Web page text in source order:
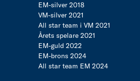
EM-silver 2018
VM-silver 2021
All star team i VM 2021
Årets spelare 2021
EM-guld 2022
EM-brons 2024
All star team EM 2024